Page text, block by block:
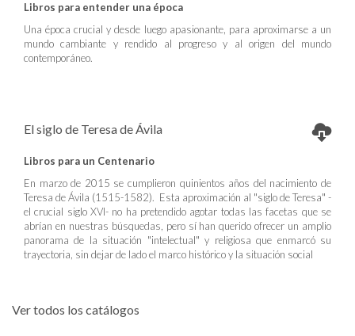
Libros para entender una época
Una época crucial y desde luego apasionante, para aproximarse a un
mundo cambiante y rendido al progreso y al origen del mundo
contemporáneo.
El siglo de Teresa de Ávila
Libros para un Centenario
En marzo de 2015 se cumplieron quinientos años del nacimiento de
Teresa de Ávila (1515-1582). Esta aproximación al "siglo de Teresa" -
el crucial siglo XVI- no ha pretendido agotar todas las facetas que se
abrían en nuestras búsquedas, pero sí han querido ofrecer un amplio
panorama de la situación "intelectual" y religiosa que enmarcó su
trayectoria, sin dejar de lado el marco histórico y la situación social
Ver todos los catálogos